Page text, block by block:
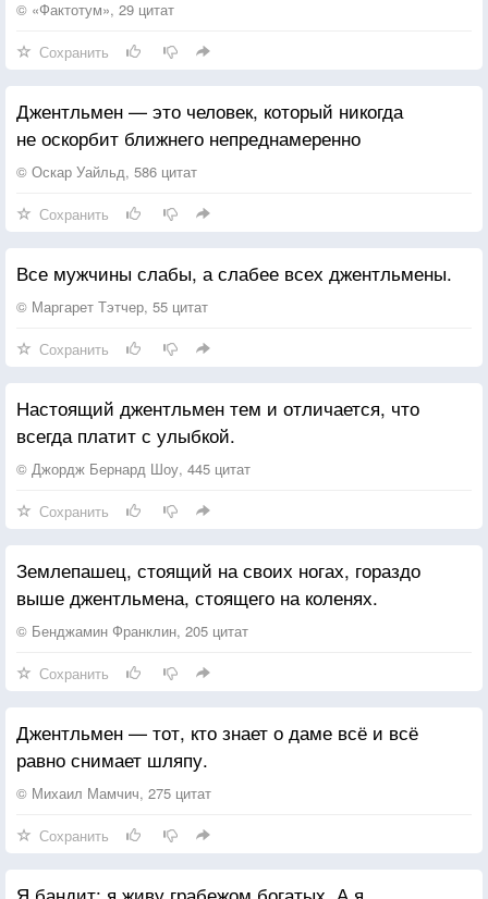
© «Фактотум», 29 цитат
Сохранить
Джентльмен — это человек, который никогда
не оскорбит ближнего непреднамеренно
© Оскар Уайльд, 586 цитат
Сохранить
Все мужчины слабы, а слабее всех джентльмены.
© Маргарет Тэтчер, 55 цитат
Сохранить
Настоящий джентльмен тем и отличается, что
всегда платит с улыбкой.
© Джордж Бернард Шоу, 445 цитат
Сохранить
Землепашец, стоящий на своих ногах, гораздо
выше джентльмена, стоящего на коленях.
© Бенджамин Франклин, 205 цитат
Сохранить
Джентльмен — тот, кто знает о даме всё и всё
равно снимает шляпу.
© Михаил Мамчич, 275 цитат
Сохранить